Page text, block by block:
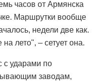
часов от Армянска
Маршрутки вообще
недели две как.
лето", – сетует она.
с ударами по
заводам,